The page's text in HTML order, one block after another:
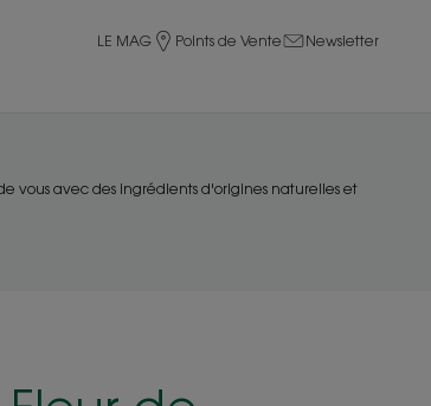
LE MAG Points de Vente Newsletter
vous avec des ingrédients d'origines naturelles et